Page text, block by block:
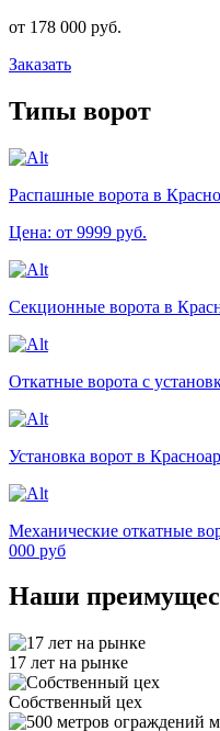
от 178 000 руб.
Заказать
Типы ворот
Распашные ворота в
Цена: от 9999 руб.
Секционные ворота в
Откатные ворота с
Установка ворот в
Механические откатные
000 руб
Наши
17 лет на рынке
Собственный цех